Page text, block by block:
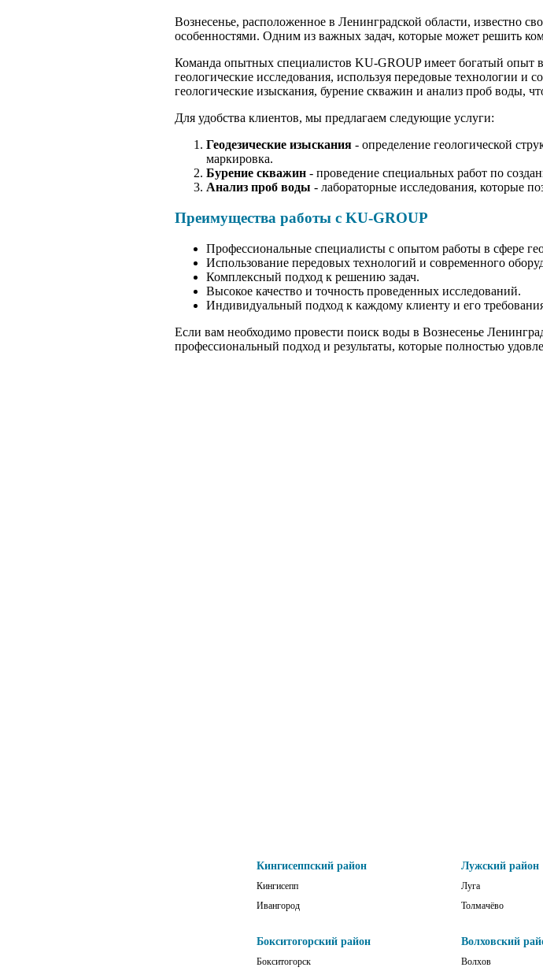
Вознесенье, расположенное в Ленинградской области, известно
особенностями. Одним из важных задач, которые может решить
Команда опытных специалистов KU-GROUP имеет богатый опыт
геологические исследования, используя передовые технологии
геологические изыскания, бурение скважин и анализ проб воды,
Для удобства клиентов, мы предлагаем следующие услуги:
Геодезические изыскания - определение геологической
маркировка.
Бурение скважин - проведение специальных работ по
Анализ проб воды - лабораторные исследования, которые
Преимущества работы с KU-GROUP
Профессиональные специалисты с опытом работы в сфере
Использование передовых технологий и современного
Комплексный подход к решению задач.
Высокое качество и точность проведенных исследований.
Индивидуальный подход к каждому клиенту и его
Если вам необходимо провести поиск воды в Вознесенье
профессиональный подход и результаты, которые полностью
Кингисеппский район
Кингисепп
Ивангород
Лужский район
Луга
Толмачёво
Бокситогорский район
Бокситогорск
Волховский
Волхов